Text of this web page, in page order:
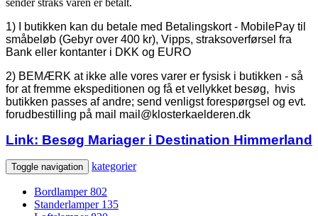
1) I butikken kan du betale med Betalingskort - MobilePay til
småbeløb (Gebyr over 400 kr), Vipps, straksoverførsel fra
Bank eller kontanter i DKK og EURO
2) BEMÆRK at ikke alle vores varer er fysisk i butikken - så
for at fremme ekspeditionen og få et vellykket besøg, hvis
butikken passes af andre; send venligst forespørgsel og evt.
forudbestilling på mail mail@klosterkaelderen.dk
Link: Besøg Mariager i Destination Himmerland
Toggle navigation kategorier
Bordlamper802
Standerlamper 135